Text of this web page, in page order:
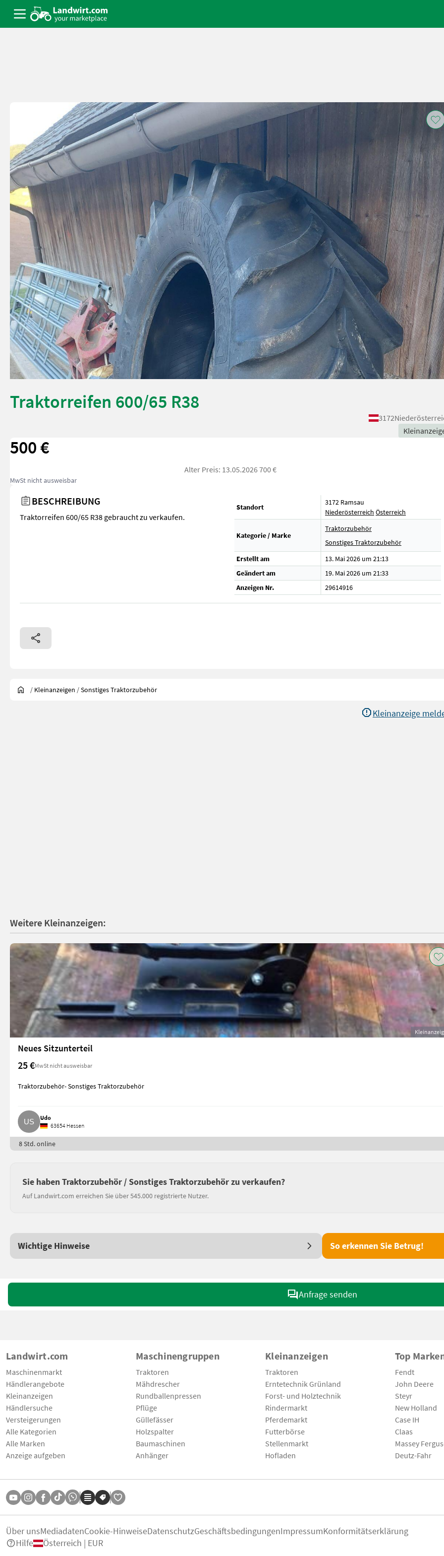
Traktorreifen 600/65 R38
3172
500 €
Alter Preis: 13.05.2026 700 €
MwSt nicht ausweisbar
BESCHREIBUNG
Traktorreifen 600/65 R38 gebraucht zu verkaufen.
Standort
3172 Ramsau
Niederösterreich Österreich
Kategorie / Marke
Traktorzubehör
Sonstiges Traktorzubehör
Erstellt am
13. Mai 2026 um 21:13
Geändert am
19. Mai 2026 um 21:33
Anzeigen Nr.
29614916
/ Kleinanzeigen /Sonstiges Traktorzubehör
Kleinanzeige
Weitere Kleinanzeigen:
Neues Sitzunterteil
25 €MwSt nicht ausweisbar
Traktorzubehör- Sonstiges Traktorzubehör
Udo
63654 Hessen
8 Std. online
Sie haben Traktorzubehör / Sonstiges Traktorzubehör zu verkaufen?
Auf Landwirt.com erreichen Sie über 545.000 registrierte Nutzer.
Wichtige Hinweise So erkennen Sie Betrug!
Anfrage senden
Landwirt.com
Maschinenmarkt
Händlerangebote
Kleinanzeigen
Händlersuche
Versteigerungen
Alle Kategorien
Alle Marken
Anzeige aufgeben
Maschinengruppen
Traktoren
Mähdrescher
Rundballenpressen
Pflüge
Güllefässer
Holzspalter
Baumaschinen
Anhänger
Kleinanzeigen
Traktoren
Erntetechnik Grünland
Forst- und Holztechnik
Rindermarkt
Pferdemarkt
Futterbörse
Stellenmarkt
Hofladen
Top
Fendt
John Deere
Steyr
New Holland
Case IH
Claas
Massey
Deutz-Fahr
Über unsMediadatenCookie-HinweiseDatenschutzGeschäftsbedingungenImpressumKonformitätserklärung
Hilfe
Österreich | EUR